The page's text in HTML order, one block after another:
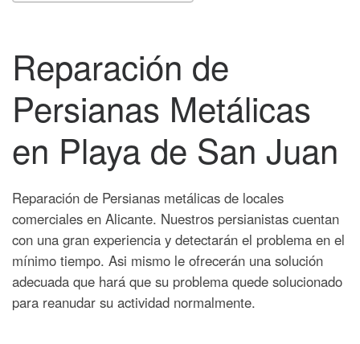
Reparación de
Persianas Metálicas
en Playa de San Juan
Reparación de Persianas metálicas de locales
comerciales en Alicante. Nuestros persianistas cuentan
con una gran experiencia y detectarán el problema en el
mínimo tiempo. Asi mismo le ofrecerán una solución
adecuada que hará que su problema quede solucionado
para reanudar su actividad normalmente.